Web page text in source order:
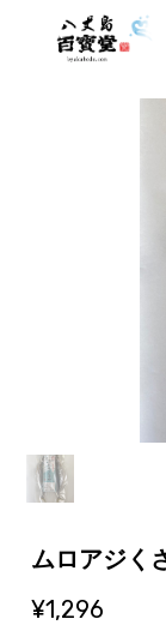
ムロアジく
¥1,296